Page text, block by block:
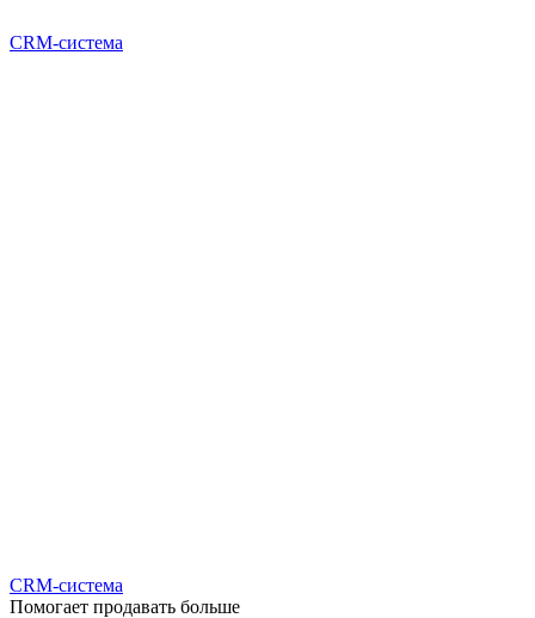
CRM-система
CRM-система
Помогает продавать больше